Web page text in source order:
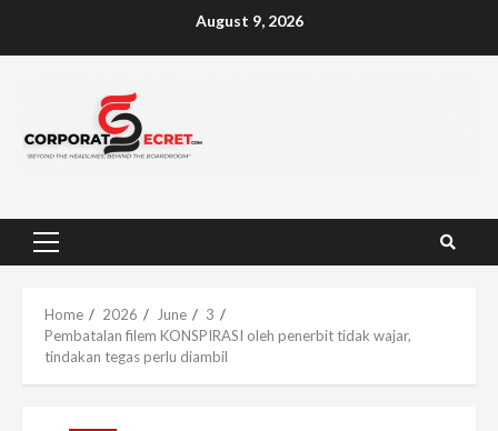
August 9, 2026
Primary
Home 2026 June
3
Pembatalan filem KONSPIRASI oleh penerbit tidak wajar,
tindakan tegas perlu diambil